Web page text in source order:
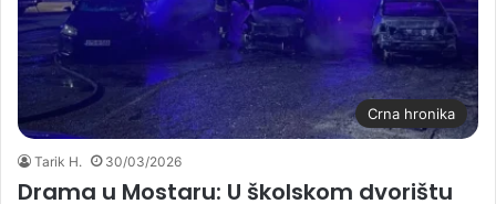
Crna hronika
Tarik H. 30/03/2026
Drama u Mostaru: U školskom dvorištu